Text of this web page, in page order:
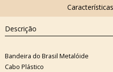
Descrição
Bandeira do Brasil Metalóide
Cabo Plástico